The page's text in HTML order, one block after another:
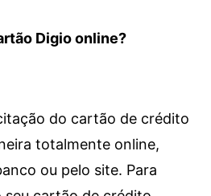
Digio online?
do cartão de crédito
totalmente online,
ou pelo site. Para